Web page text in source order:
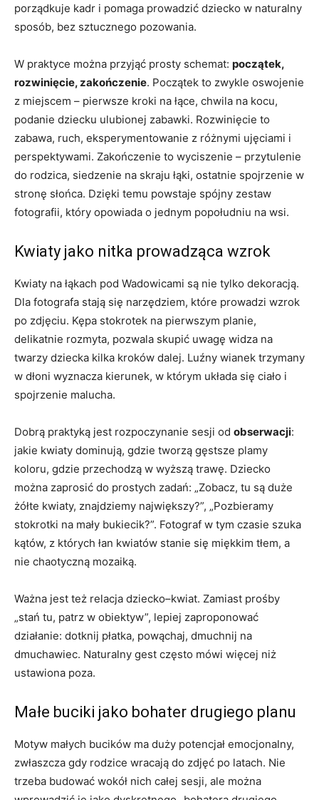
porządkuje kadr i pomaga prowadzić dziecko w naturalny
sposób, bez sztucznego pozowania.
W praktyce można przyjąć prosty schemat: początek,
rozwinięcie, zakończenie. Początek to zwykle oswojenie
z miejscem – pierwsze kroki na łące, chwila na kocu,
podanie dziecku ulubionej zabawki. Rozwinięcie to
zabawa, ruch, eksperymentowanie z różnymi ujęciami i
perspektywami. Zakończenie to wyciszenie – przytulenie
do rodzica, siedzenie na skraju łąki, ostatnie spojrzenie w
stronę słońca. Dzięki temu powstaje spójny zestaw
fotografii, który opowiada o jednym popołudniu na wsi.
Kwiaty jako nitka prowadząca wzrok
Kwiaty na łąkach pod Wadowicami są nie tylko dekoracją.
Dla fotografa stają się narzędziem, które prowadzi wzrok
po zdjęciu. Kępa stokrotek na pierwszym planie,
delikatnie rozmyta, pozwala skupić uwagę widza na
twarzy dziecka kilka kroków dalej. Luźny wianek trzymany
w dłoni wyznacza kierunek, w którym układa się ciało i
spojrzenie malucha.
Dobrą praktyką jest rozpoczynanie sesji od obserwacji:
jakie kwiaty dominują, gdzie tworzą gęstsze plamy
koloru, gdzie przechodzą w wyższą trawę. Dziecko
można zaprosić do prostych zadań: „Zobacz, tu są duże
żółte kwiaty, znajdziemy największy?”, „Pozbieramy
stokrotki na mały bukiecik?”. Fotograf w tym czasie szuka
kątów, z których łan kwiatów stanie się miękkim tłem, a
nie chaotyczną mozaiką.
Ważna jest też relacja dziecko–kwiat. Zamiast prośby
„stań tu, patrz w obiektyw”, lepiej zaproponować
działanie: dotknij płatka, powąchaj, dmuchnij na
dmuchawiec. Naturalny gest często mówi więcej niż
ustawiona poza.
Małe buciki jako bohater drugiego planu
Motyw małych bucików ma duży potencjał emocjonalny,
zwłaszcza gdy rodzice wracają do zdjęć po latach. Nie
trzeba budować wokół nich całej sesji, ale można